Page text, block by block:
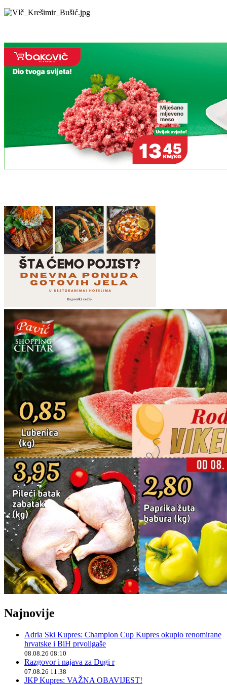
Najnovije
Adria Ski Kupres: Champion Cup Kupres okupio renomirane
hrvatske i BiH prvoligaše
08.08.26 08:10
Razgovor i najava za Dugi r
07.08.26 11:38
JKP Kupres: VAŽNA OBAVIJEST!